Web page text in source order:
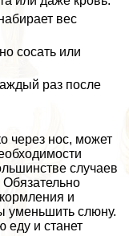
вес
сосать или
раз после
через нос, может
случаев
Обязательно
и
уменьшить слюну.
еду и станет